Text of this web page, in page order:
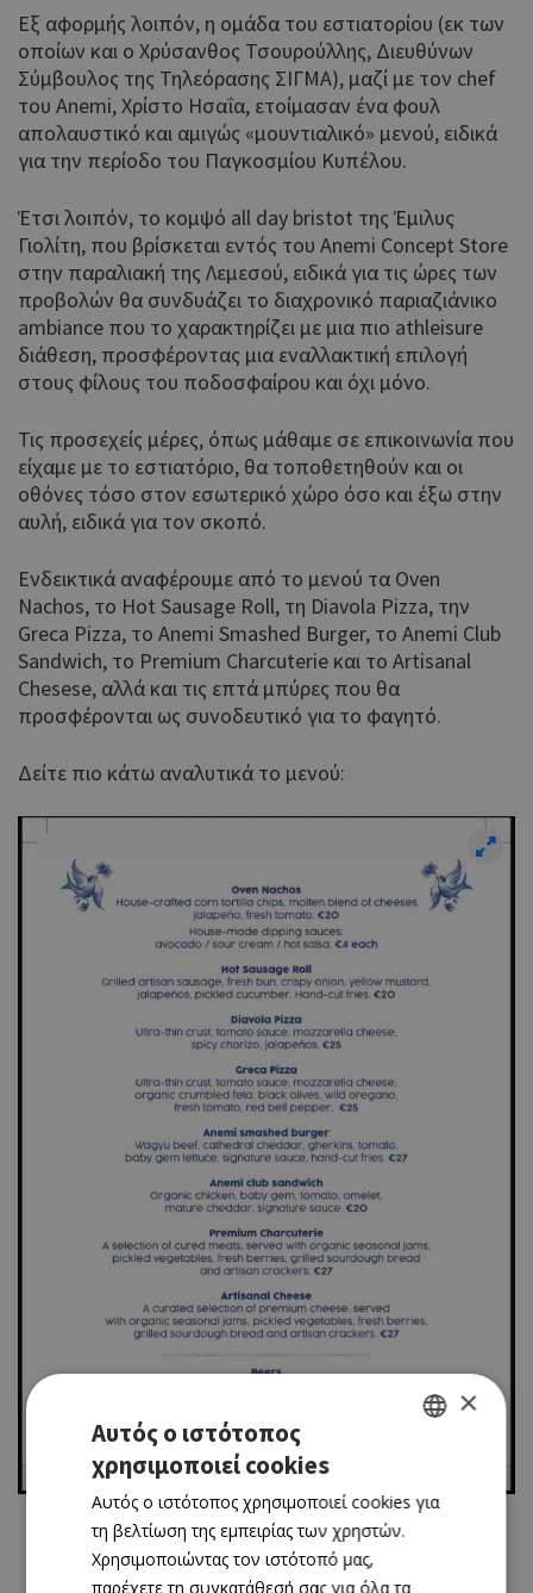
Εξ αφορμής λοιπόν, η ομάδα του εστιατορίου (εκ των
οποίων και ο Χρύσανθος Τσουρούλλης, Διευθύνων
Σύμβουλος της Τηλεόρασης ΣΙΓΜΑ), μαζί με τον chef
του Anemi, Χρίστο Ησαΐα, ετοίμασαν ένα φουλ
απολαυστικό και αμιγώς «μουντιαλικό» μενού, ειδικά
για την περίοδο του Παγκοσμίου Κυπέλου.
Έτσι λοιπόν, το κομψό all day bristot της Έμιλυς
Γιολίτη, που βρίσκεται εντός του Anemi Concept Store
στην παραλιακή της Λεμεσού, ειδικά για τις ώρες των
προβολών θα συνδυάζει το διαχρονικό παριαζιάνικο
ambiance που το χαρακτηρίζει με μια πιο athleisure
διάθεση, προσφέροντας μια εναλλακτική επιλογή
στους φίλους του ποδοσφαίρου και όχι μόνο.
Τις προσεχείς μέρες, όπως μάθαμε σε επικοινωνία που
είχαμε με το εστιατόριο, θα τοποθετηθούν και οι
οθόνες τόσο στον εσωτερικό χώρο όσο και έξω στην
αυλή, ειδικά για τον σκοπό.
Ενδεικτικά αναφέρουμε από το μενού τα Oven
Nachos, το Hot Sausage Roll, τη Diavola Pizza, την
Greca Pizza, το Anemi Smashed Burger, το Anemi Club
Sandwich, το Premium Charcuterie και το Artisanal
Chesese, αλλά και τις επτά μπύρες που θα
προσφέρονται ως συνοδευτικό για το φαγητό.
Δείτε πιο κάτω αναλυτικά το μενού:
ENGLISH
×
Αυτός ο ιστότοπος
χρησιμοποιεί cookies
Αυτός ο ιστότοπος χρησιμοποιεί cookies για
τη βελτίωση της εμπειρίας των χρηστών.
Χρησιμοποιώντας τον ιστότοπό μας,
παρέχετε τη συγκατάθεσή σας για όλα τα